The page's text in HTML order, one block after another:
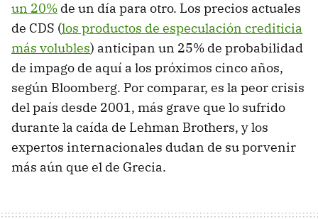
un 20% de un día para otro. Los precios actuales
de CDS (los productos de especulación crediticia
más volubles) anticipan un 25% de probabilidad
de impago de aquí a los próximos cinco años,
según Bloomberg. Por comparar, es la peor crisis
del país desde 2001, más grave que lo sufrido
durante la caída de Lehman Brothers, y los
expertos internacionales dudan de su porvenir
más aún que el de Grecia.